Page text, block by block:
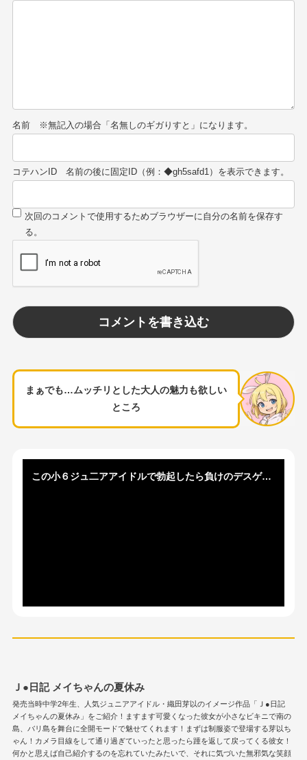
名前
コテハンID
まぁでも…ムッチリとした大人の魅力も欲しい
ところ
この小６ジュ二アアイドルで勃起したら負けのデスゲームｗｗｗｗｗｗｗ
Ｊ●日記 メイちゃんの夏休み
発売当時中学2年生、人気ジュニアアイドル・織田芽以のイメージ作品「Ｊ●日記
メイちゃんの夏休み」をご紹介！ますます可愛くなった彼女が小さなビキニで南の
島、バリ島を舞台に全開モードで魅せてくれます！まずは制服姿で登場する芽以ち
ゃん！カメラ目線をして通り過ぎていったと思ったら踵を返して戻ってくる彼女！
何かと思えば自己紹介するのを忘れていたみたいで、それに気づいた無邪気な笑顔